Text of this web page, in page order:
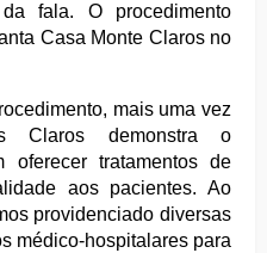
fala. O procedimento
Casa Monte Claros no
mais uma vez
Claros demonstra o
oferecer tratamentos de
aos pacientes. Ao
providenciado diversas
médico-hospitalares para